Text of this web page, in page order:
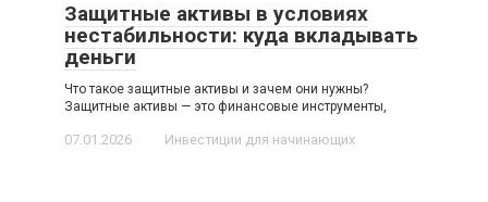
Защитные активы в условиях
нестабильности: куда вкладывать
деньги
Что такое защитные активы и зачем они нужны?
Защитные активы — это финансовые инструменты,
07.01.2026 Инвестиции для начинающих